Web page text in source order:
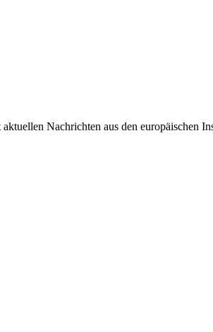
Nachrichten aus den europäischen